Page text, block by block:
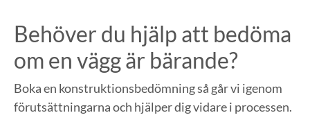
Behöver du hjälp att bedöma
om en vägg är bärande?
Boka en konstruktionsbedömning så går vi igenom
förutsättningarna och hjälper dig vidare i processen.